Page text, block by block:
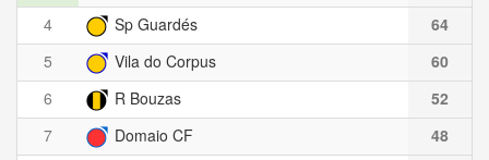
4
Sp Guardés
64
5
Vila do Corpus
60
6
R Bouzas
52
7
Domaio CF
48